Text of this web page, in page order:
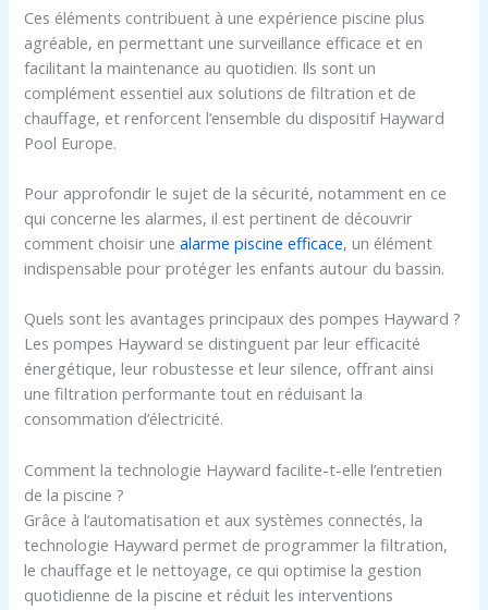
Ces éléments contribuent à une expérience piscine plus
agréable, en permettant une surveillance efficace et en
facilitant la maintenance au quotidien. Ils sont un
complément essentiel aux solutions de filtration et de
chauffage, et renforcent l’ensemble du dispositif Hayward
Pool Europe.
Pour approfondir le sujet de la sécurité, notamment en ce
qui concerne les alarmes, il est pertinent de découvrir
comment choisir unealarme piscine efficace, un élément
indispensable pour protéger les enfants autour du bassin.
Quels sont les avantages principaux des pompes Hayward ?
Les pompes Hayward se distinguent par leur efficacité
énergétique, leur robustesse et leur silence, offrant ainsi
une filtration performante tout en réduisant la
consommation d’électricité.
Comment la technologie Hayward facilite-t-elle l’entretien
de la piscine ?
Grâce à l’automatisation et aux systèmes connectés, la
technologie Hayward permet de programmer la filtration,
le chauffage et le nettoyage, ce qui optimise la gestion
quotidienne de la piscine et réduit les interventions